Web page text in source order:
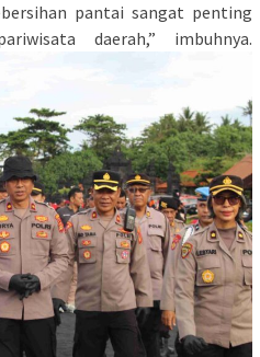
pantai sangat penting
daerah,” imbuhnya.